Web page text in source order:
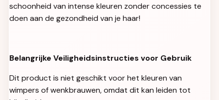
schoonheid van intense kleuren zonder concessies te
doen aan de gezondheid van je haar!
Belangrijke Veiligheidsinstructies voor Gebruik
Dit product is niet geschikt voor het kleuren van
wimpers of wenkbrauwen, omdat dit kan leiden tot